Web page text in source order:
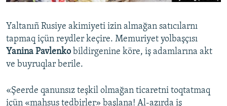
Українською
Yaltanıñ Rusiye akimiyeti izin almağan satıcılarnı
tapmaq içün reydler keçire. Memuriyet yolbaşçısı
Yanina Pavlenko bildirgenine köre, iş adamlarına akt
ve buyruqlar berile.
«Şeerde qanunsız teşkil olmağan ticaretni toqtatmaq
içün «mahsus tedbirler» başlana! Al-azırda iş